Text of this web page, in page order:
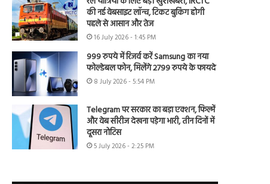
की नई वेबसाइट लॉन्च, टिकट बुकिंग होगी
पहले से आसान और तेज
16 July 2026 - 1:45 PM
999 रुपये में रिजर्व करें Samsung का नया
फोल्डेबल फोन, मिलेंगे 2799 रुपये के फायदे
8 July 2026 - 5:54 PM
Telegram पर सरकार का बड़ा एक्शन, फिल्में
और वेब सीरीज देखना पड़ेगा भारी, तीन दिनों में
दूसरा नोटिस
5 July 2026 - 2:25 PM